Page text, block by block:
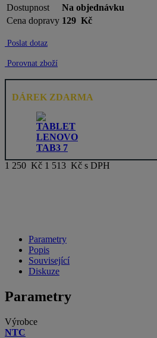
Dostupnost
Na objednávku
Cena dopravy 129 Kč
Poslat dotaz
Porovnat zboží
DÁREK ZDARMA
1 250 Kč 1 513 Kč s DPH
Parametry
Popis
Související
Diskuze
Parametry
Výrobce
NTC